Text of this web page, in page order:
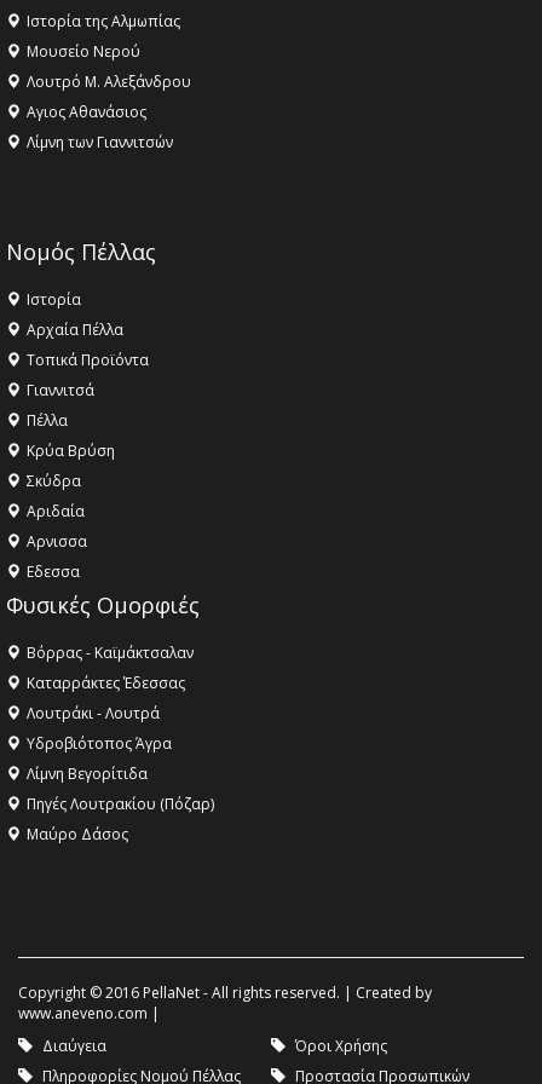
Ιστορία της Αλμωπίας
Μουσείο Νερού
Λουτρό Μ. Αλεξάνδρου
Αγιος Αθανάσιος
Λίμνη των Γιαννιτσών
Νομός Πέλλας
Ιστορία
Αρχαία Πέλλα
Τοπικά Προϊόντα
Γιαννιτσά
Πέλλα
Κρύα Βρύση
Σκύδρα
Αριδαία
Aρνισσα
Eδεσσα
Φυσικές Ομορφιές
Βόρρας - Καϊμάκτσαλαν
Καταρράκτες Έδεσσας
Λουτράκι - Λουτρά
Υδροβιότοπος Άγρα
Λίμνη Βεγορίτιδα
Πηγές Λουτρακίου (Πόζαρ)
Μαύρο Δάσος
Copyright © 2016 PellaNet - All rights reserved. | Created by
www.aneveno.com |
Διαύγεια
Όροι Χρήσης
Πληροφορίες Νομού Πέλλας
Προστασία Προσωπικών